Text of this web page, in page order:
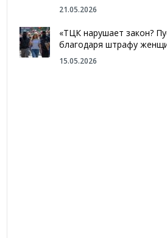
21.05.2026
«ТЦК нарушает закон?
благодаря штрафу
15.05.2026